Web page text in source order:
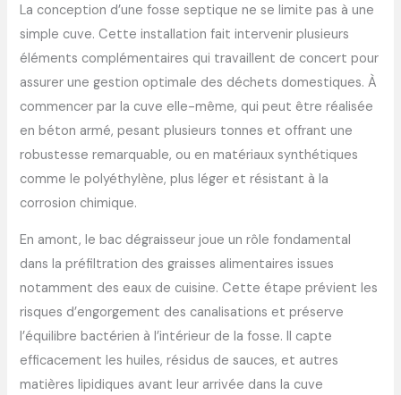
La conception d’une fosse septique ne se limite pas à une
simple cuve. Cette installation fait intervenir plusieurs
éléments complémentaires qui travaillent de concert pour
assurer une gestion optimale des déchets domestiques. À
commencer par la cuve elle-même, qui peut être réalisée
en béton armé, pesant plusieurs tonnes et offrant une
robustesse remarquable, ou en matériaux synthétiques
comme le polyéthylène, plus léger et résistant à la
corrosion chimique.
En amont, le bac dégraisseur joue un rôle fondamental
dans la préfiltration des graisses alimentaires issues
notamment des eaux de cuisine. Cette étape prévient les
risques d’engorgement des canalisations et préserve
l’équilibre bactérien à l’intérieur de la fosse. Il capte
efficacement les huiles, résidus de sauces, et autres
matières lipidiques avant leur arrivée dans la cuve